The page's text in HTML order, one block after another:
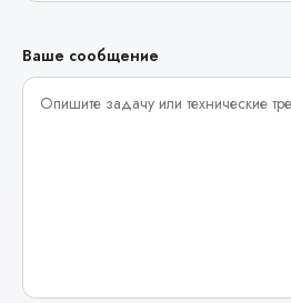
Ваше сообщение